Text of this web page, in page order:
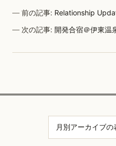
前の記事: Relationship
次の記事:開発合宿＠伊東温